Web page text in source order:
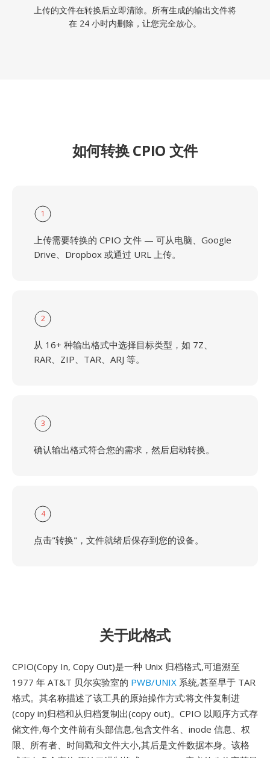
上传的文件在转换后立即清除。所有生成的输出文件将
在 24 小时内删除，让您完全放心。
如何转换 CPIO 文件
1
上传需要转换的 CPIO 文件 — 可从电脑、Google
Drive、Dropbox 或通过 URL 上传。
2
从 16+ 种输出格式中选择目标类型，如 7Z、
RAR、ZIP、TAR、ARJ 等。
3
确认输出格式符合您的需求，然后启动转换。
4
点击"转换"，文件就绪后保存到您的设备。
关于此格式
CPIO(Copy In, Copy Out)是一种 Unix 归档格式,可追溯至
1977 年 AT&T 贝尔实验室的 PWB/UNIX 系统,甚至早于 TAR
格式。其名称描述了该工具的原始操作方式:将文件复制进
(copy in)归档和从归档复制出(copy out)。CPIO 以顺序方式存
储文件,每个文件前有头部信息,包含文件名、inode 信息、权
限、所有者、时间戳和文件大小,其后是文件数据本身。该格